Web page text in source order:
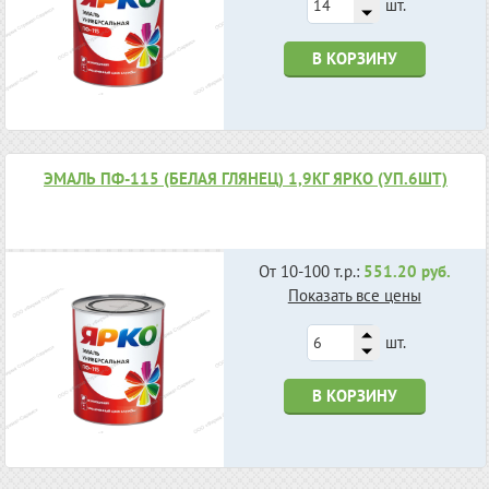
шт.
В КОРЗИНУ
ЭМАЛЬ ПФ-115 (БЕЛАЯ ГЛЯНЕЦ) 1,9КГ ЯРКО (УП.6ШТ)
От 10-100 т.р.: 551.20 руб.
Показать все цены
шт.
В КОРЗИНУ